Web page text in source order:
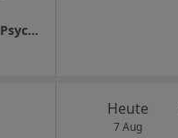
Psychotherapiepraxis Mareike Ott, Psycholog. Psychotherapeutin
Heute
7 Aug